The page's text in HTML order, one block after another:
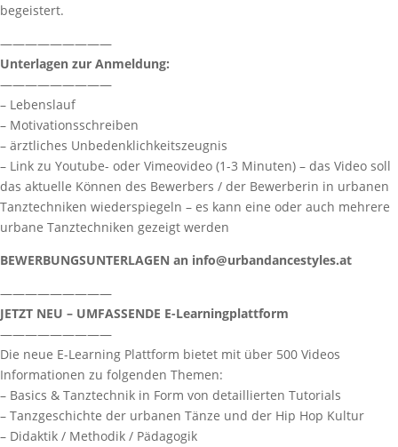
begeistert.
—————————
Unterlagen zur Anmeldung:
—————————
– Lebenslauf
– Motivationsschreiben
– ärztliches Unbedenklichkeitszeugnis
– Link zu Youtube- oder Vimeovideo (1-3 Minuten) – das Video soll
das aktuelle Können des Bewerbers / der Bewerberin in urbanen
Tanztechniken wiederspiegeln – es kann eine oder auch mehrere
urbane Tanztechniken gezeigt werden
BEWERBUNGSUNTERLAGEN an info@urbandancestyles.at
—————————
JETZT NEU – UMFASSENDE E-Learningplattform
—————————
Die neue E-Learning Plattform bietet mit über 500 Videos
Informationen zu folgenden Themen:
– Basics & Tanztechnik in Form von detaillierten Tutorials
– Tanzgeschichte der urbanen Tänze und der Hip Hop Kultur
– Didaktik / Methodik / Pädagogik